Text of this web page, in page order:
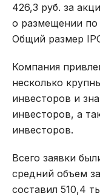
426,3 руб. за
о размещении по
Общий размер
Компания
несколько
инвесторов и
инвесторов, а
инвесторов.
Всего заявки
средний объем
составил 510,4